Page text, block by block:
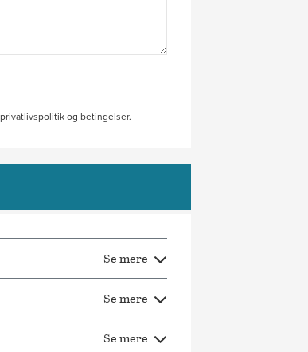
privatlivspolitik og betingelser.
Se mere
Se mere
Se mere